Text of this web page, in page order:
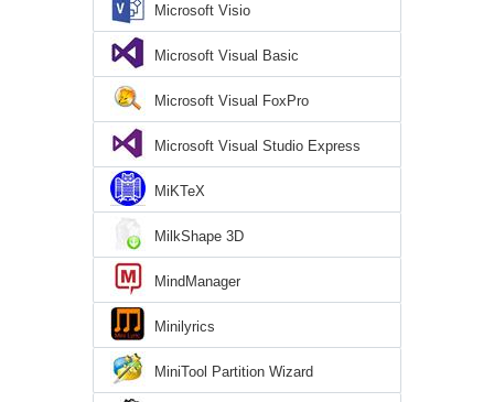
Microsoft Visio
Microsoft Visual Basic
Microsoft Visual FoxPro
Microsoft Visual Studio Express
MiKTeX
MilkShape 3D
MindManager
Minilyrics
MiniTool Partition Wizard